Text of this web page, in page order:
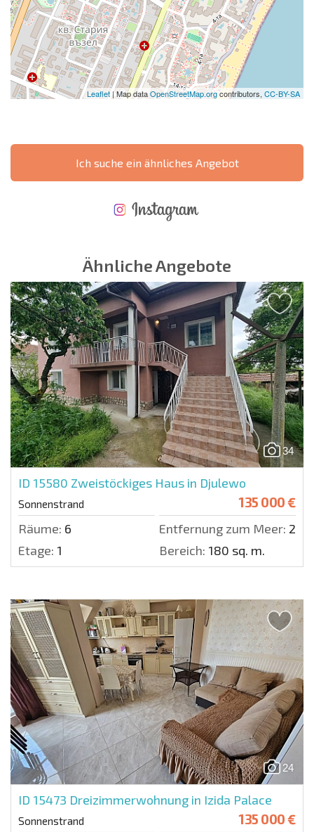
Leaflet | Map dataOpenStreetMap.orgcontributors, CC-BY-SA
Ich suche ein ähnliches Angebot
Ähnliche Angebote
34
ID 15580 Zweistöckiges Haus in Djulewo
Sonnenstrand 135 000 €
Räume: 6 Entfernung zum Meer:
Etage: 1 Bereich: 180 sq. m.
24
ID 15473 Dreizimmerwohnung in Izida Palace
Sonnenstrand 135 000 €